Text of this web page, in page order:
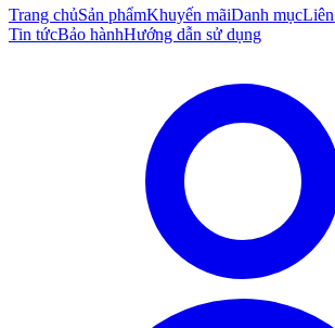
Trang chủSản phẩmKhuyến mãiDanh mục
Tin tứcBảo hànhHướng dẫn sử dụng